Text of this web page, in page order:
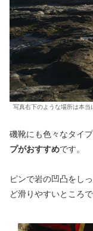
写真右下のような場所は本当
磯靴にも色々なタイプ
プがおすすめです。
ピンで岩の凹凸をし
ど滑りやすいところ